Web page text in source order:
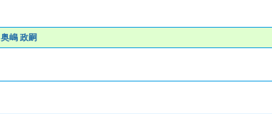
奥嶋 政嗣